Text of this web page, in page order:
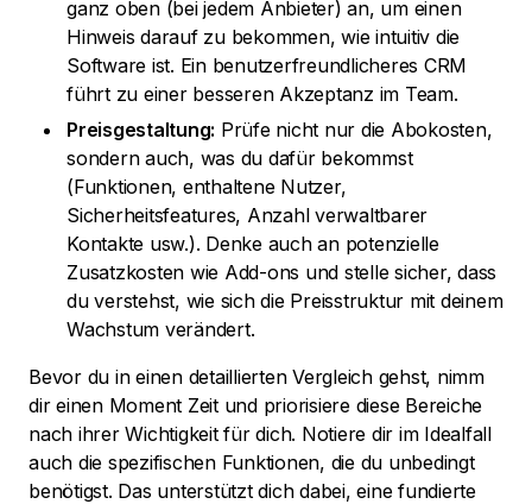
ganz oben (bei jedem Anbieter) an, um einen
Hinweis darauf zu bekommen, wie intuitiv die
Software ist. Ein benutzerfreundlicheres CRM
führt zu einer besseren Akzeptanz im Team.
Preisgestaltung: Prüfe nicht nur die Abokosten,
sondern auch, was du dafür bekommst
(Funktionen, enthaltene Nutzer,
Sicherheitsfeatures, Anzahl verwaltbarer
Kontakte usw.). Denke auch an potenzielle
Zusatzkosten wie Add-ons und stelle sicher, dass
du verstehst, wie sich die Preisstruktur mit deinem
Wachstum verändert.
Bevor du in einen detaillierten Vergleich gehst, nimm
dir einen Moment Zeit und priorisiere diese Bereiche
nach ihrer Wichtigkeit für dich. Notiere dir im Idealfall
auch die spezifischen Funktionen, die du unbedingt
benötigst. Das unterstützt dich dabei, eine fundierte